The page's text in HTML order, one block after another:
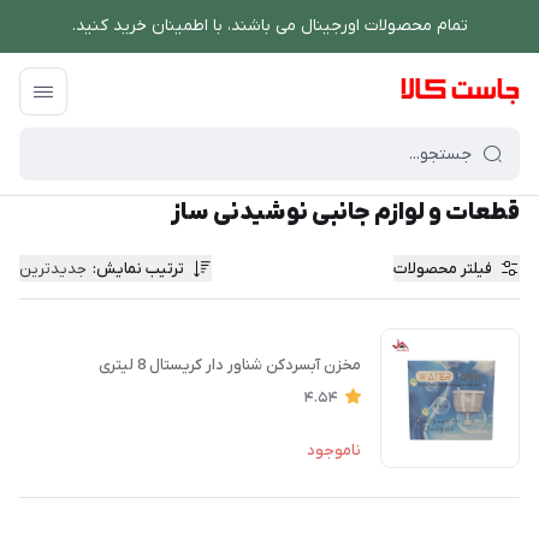
تمام محصولات اورجینال می باشند، با اطمینان خرید کنید.
فروشگاه اینترنتی جاست کالا
قطعات و لوازم جانبی نوشیدنی ساز
فیلتر محصولات ترتیب نمایش: جدیدترین
مخزن آبسردکن شناور دار کریستال 8 لیتری
4.54
ناموجود